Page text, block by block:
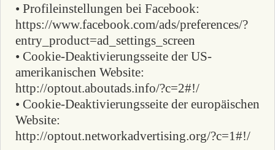
• Profileinstellungen bei Facebook:
https://www.facebook.com/ads/preferences/?
entry_product=ad_settings_screen
• Cookie-Deaktivierungsseite der US-
amerikanischen Website:
http://optout.aboutads.info/?c=2#!/
• Cookie-Deaktivierungsseite der europäischen
Website:
http://optout.networkadvertising.org/?c=1#!/